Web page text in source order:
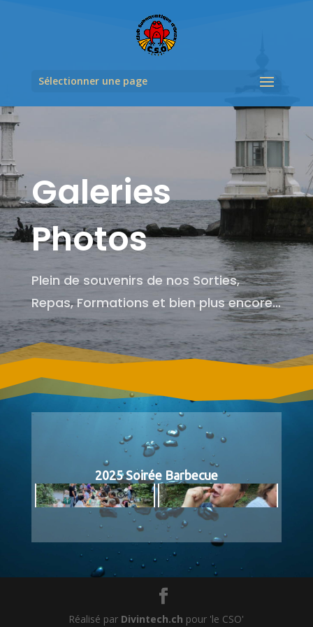
Sélectionner une page
Galeries
Photos
Plein de souvenirs de nos Sorties,
Repas, Formations et bien plus encore…
2025 Soirée Barbecue
Réalisé par Divintech.ch pour 'le CSO'